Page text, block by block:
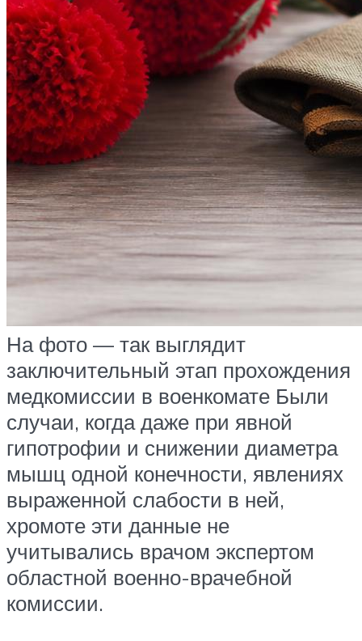
На фото — так выглядит
заключительный этап прохождения
медкомиссии в военкомате Были
случаи, когда даже при явной
гипотрофии и снижении диаметра
мышц одной конечности, явлениях
выраженной слабости в ней,
хромоте эти данные не
учитывались врачом экспертом
областной военно-врачебной
комиссии.